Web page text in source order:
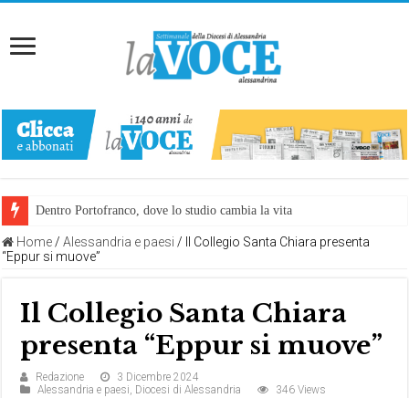
Dentro Portofranco, dove lo studio cambia la vita
Home / Alessandria e paesi /
Il Collegio Santa Chiara presenta
“Eppur si muove”
Il Collegio Santa Chiara
presenta “Eppur si muove”
Redazione
3 Dicembre 2024
Alessandria e paesi, Diocesi di Alessandria 346 Views